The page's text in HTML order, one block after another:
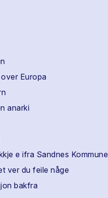
Europa
anarki
e ifra Sandnes Kommune
ver du feile någe
bakfra